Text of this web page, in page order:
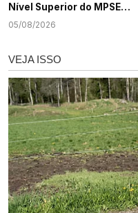
Nível Superior do MPSE
terminam nesta quarta-
05/08/2026